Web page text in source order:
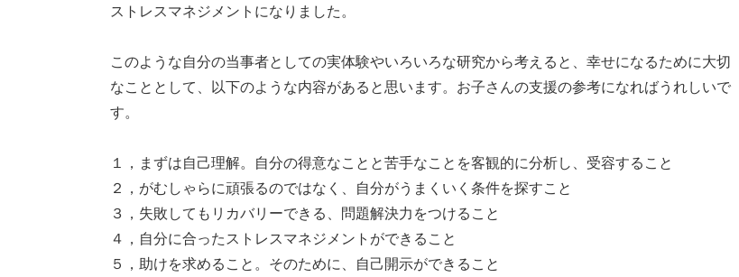
ストレスマネジメントになりました。
このような自分の当事者としての実体験やいろいろな研究から考えると、幸せになるために大切
なこととして、以下のような内容があると思います。お子さんの支援の参考になればうれしいで
す。
１，まずは自己理解。自分の得意なことと苦手なことを客観的に分析し、受容すること
２，がむしゃらに頑張るのではなく、自分がうまくいく条件を探すこと
３，失敗してもリカバリーできる、問題解決力をつけること
４，自分に合ったストレスマネジメントができること
５，助けを求めること。そのために、自己開示ができること